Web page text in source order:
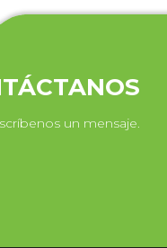
un mensaje.